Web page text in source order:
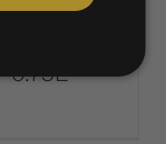
0.75L